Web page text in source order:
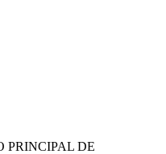
PRINCIPAL DE